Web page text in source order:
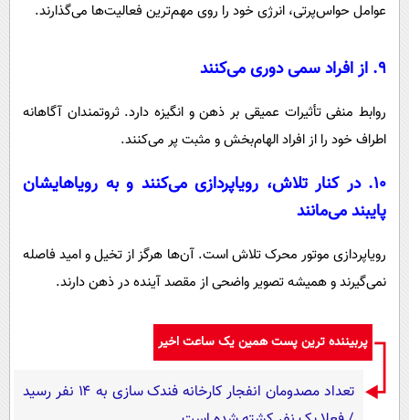
عوامل حواس‌پرتی، انرژی خود را روی مهم‌ترین فعالیت‌ها می‌گذارند.
۹. از افراد سمی دوری می‌کنند
روابط منفی تأثیرات عمیقی بر ذهن و انگیزه دارد. ثروتمندان آگاهانه
اطراف خود را از افراد الهام‌بخش و مثبت پر می‌کنند.
۱۰. در کنار تلاش، رویاپردازی می‌کنند و به رویاهایشان
پایبند می‌مانند
رویاپردازی موتور محرک تلاش است. آن‌ها هرگز از تخیل و امید فاصله
نمی‌گیرند و همیشه تصویر واضحی از مقصد آینده در ذهن دارند.
پربیننده ترین پست همین یک ساعت اخیر
تعداد مصدومان انفجار کارخانه فندک سازی به ۱۴ نفر رسید